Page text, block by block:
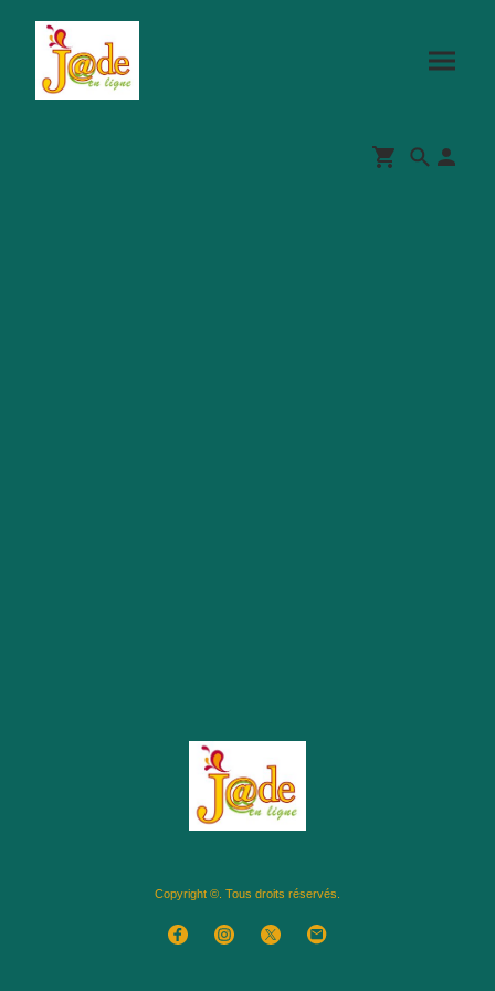
Copyright ©. Tous droits réservés.